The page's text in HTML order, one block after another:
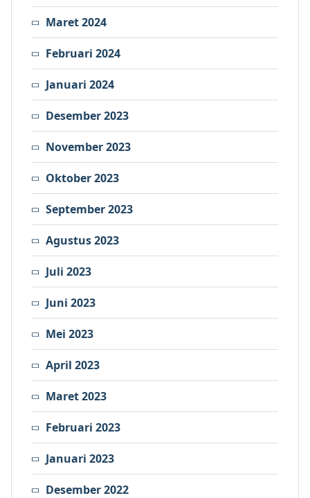
Maret 2024
Februari 2024
Januari 2024
Desember 2023
November 2023
Oktober 2023
September 2023
Agustus 2023
Juli 2023
Juni 2023
Mei 2023
April 2023
Maret 2023
Februari 2023
Januari 2023
Desember 2022